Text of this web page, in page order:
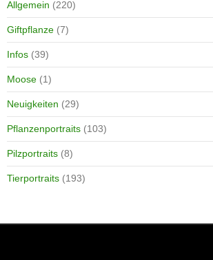
Allgemein (220)
Giftpflanze (7)
Infos (39)
Moose (1)
Neuigkeiten (29)
Pflanzenportraits (103)
Pilzportraits (8)
Tierportraits (193)